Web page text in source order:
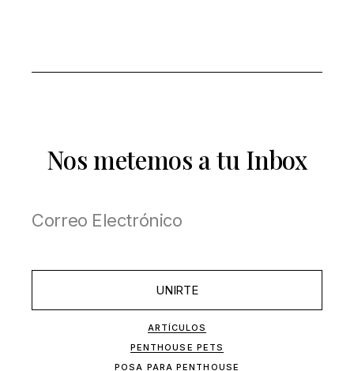
Nos metemos a tu Inbox
UNIRTE
ARTÍCULOS
PENTHOUSE PETS
POSA PARA PENTHOUSE